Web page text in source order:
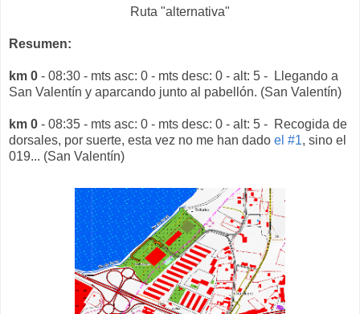
Ruta "alternativa"
Resumen:
km 0 - 08:30 - mts asc: 0 - mts desc: 0 - alt: 5 - Llegando a
San Valentín y aparcando junto al pabellón. (San Valentín)
km 0 - 08:35 - mts asc: 0 - mts desc: 0 - alt: 5 - Recogida de
dorsales, por suerte, esta vez no me han dado el #1, sino el
019... (San Valentín)